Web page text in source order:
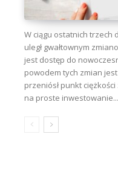
W ciągu ostatnich
uległ gwałtownym
jest dostęp do
powodem tych zmian
przeniósł punkt
na proste inwestowanie...